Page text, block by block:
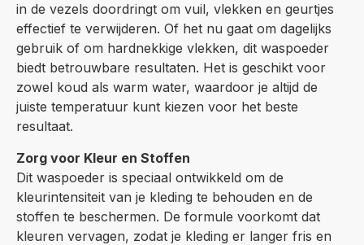
in de vezels doordringt om vuil, vlekken en geurtjes
effectief te verwijderen. Of het nu gaat om dagelijks
gebruik of om hardnekkige vlekken, dit waspoeder
biedt betrouwbare resultaten. Het is geschikt voor
zowel koud als warm water, waardoor je altijd de
juiste temperatuur kunt kiezen voor het beste
resultaat.
Zorg voor Kleur en Stoffen
Dit waspoeder is speciaal ontwikkeld om de
kleurintensiteit van je kleding te behouden en de
stoffen te beschermen. De formule voorkomt dat
kleuren vervagen, zodat je kleding er langer fris en